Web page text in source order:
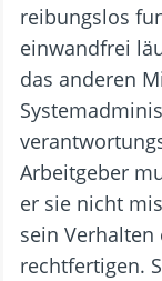
reibungslos
einwandfrei
das anderen
Arbeitgeber
er sie nicht
sein
rechtfertigen.